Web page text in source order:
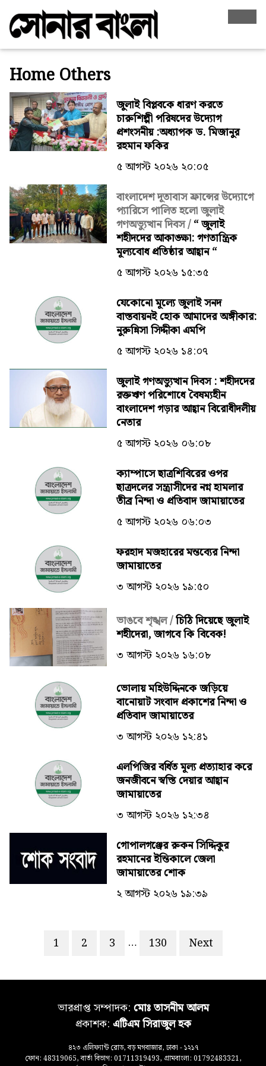
Home Others
জুলাই বিপ্লবকে ধারণ করতে
চারুশিল্পী পরিষদের উদ্যোগ
প্রশংসনীয় :অধ্যাপক ড. মিজানুর
রহমান ফকির
৫ আগস্ট ২০২৬ ২০:০৫
বাংলাদেশ দূতাবাস ফ্রান্সের উদ্যোগে
প্যারিসে পালিত হলো জুলাই
গণঅভ্যুত্থান দিবস /“ জুলাই
শহীদদের আকাঙ্ক্ষা: গণতান্ত্রিক
মূল্যবোধ প্রতিষ্ঠার আহ্বান “
৫ আগস্ট ২০২৬ ১৫:৩৫
যেকোনো মূল্যে জুলাই সনদ
বাস্তবায়নই হোক আমাদের অঙ্গীকার:
নুরুন্নিসা সিদ্দীকা এমপি
৫ আগস্ট ২০২৬ ১৪:০৭
জুলাই গণঅভ্যুত্থান দিবস : শহীদদের
রক্তঋণ পরিশোধে বৈষম্যহীন
বাংলাদেশ গড়ার আহ্বান বিরোধীদলীয়
নেতার
৫ আগস্ট ২০২৬ ০৬:০৮
ক্যাম্পাসে ছাত্রশিবিরের ওপর
ছাত্রদলের সন্ত্রাসীদের নগ্ন হামলার
তীব্র নিন্দা ও প্রতিবাদ জামায়াতের
৫ আগস্ট ২০২৬ ০৬:০৩
ফরহাদ মজহারের মন্তব্যের নিন্দা
জামায়াতের
৩ আগস্ট ২০২৬ ১৯:৫০
ভাঙবে শৃঙ্খল /চিঠি দিয়েছে জুলাই
শহীদেরা, জাগবে কি বিবেক!
৩ আগস্ট ২০২৬ ১৬:০৮
ভোলায় মহিউদ্দিনকে জড়িয়ে
বানোয়াট সংবাদ প্রকাশের নিন্দা ও
প্রতিবাদ জামায়াতের
৩ আগস্ট ২০২৬ ১২:৪১
এলপিজির বর্ধিত মূল্য প্রত্যাহার করে
জনজীবনে স্বস্তি দেয়ার আহ্বান
জামায়াতের
৩ আগস্ট ২০২৬ ১২:৩৪
গোপালগঞ্জের রুকন সিদ্দিকুর
রহমানের ইন্তিকালে জেলা
জামায়াতের শোক
২ আগস্ট ২০২৬ ১৯:৩৯
1 2 3 … 130 Next
ভারপ্রাপ্ত সম্পাদক: মোঃ তাসনীম আলম
প্রকাশক: এটিএম সিরাজুল হক
৪২৩ এলিফ্যান্ট রোড, বড় মগবাজার, ঢাকা - ১২১৭
ফোন: 48319065, বার্তা বিভাগ: 01711319493, গ্রামবাংলা: 01792483321,